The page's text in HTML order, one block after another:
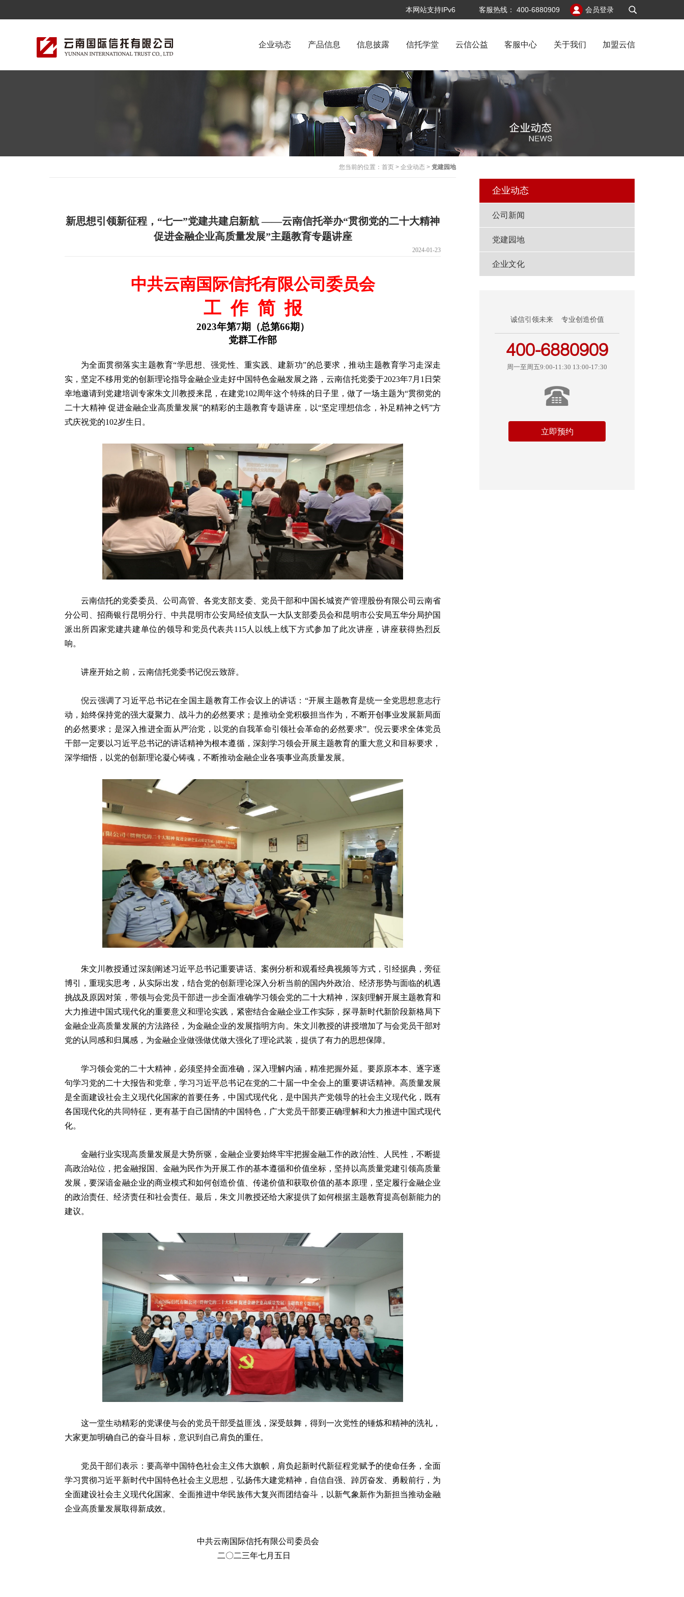
会员登录
客服热线： 400-6880909
本网站支持IPv6
企业动态 产品信息 信息披露 信托学堂 云信公益 客服中心 关于我们 加盟云信
您当前的位置：首页 >企业动态 > 党建园地
新思想引领新征程，“七一”党建共建启新航 ——云南信托举办“贯彻党的二十大精神
促进金融企业高质量发展”主题教育专题讲座
2024-01-23
中共云南国际信托有限公司委员会
工 作 简 报
2023年第7期（总第66期）
党群工作部
为全面贯彻落实主题教育“学思想、强党性、重实践、建新功”的总要求，推动主题教育学习走深走
实，坚定不移用党的创新理论指导金融企业走好中国特色金融发展之路，云南信托党委于2023年7月1日荣
幸地邀请到党建培训专家朱文川教授来昆，在建党102周年这个特殊的日子里，做了一场主题为“贯彻党的
二十大精神 促进金融企业高质量发展”的精彩的主题教育专题讲座，以“坚定理想信念，补足精神之钙”方
式庆祝党的102岁生日。
云南信托的党委委员、公司高管、各党支部支委、党员干部和中国长城资产管理股份有限公司云南省
分公司、招商银行昆明分行、中共昆明市公安局经侦支队一大队支部委员会和昆明市公安局五华分局护国
派出所四家党建共建单位的领导和党员代表共115人以线上线下方式参加了此次讲座，讲座获得热烈反
响。
讲座开始之前，云南信托党委书记倪云致辞。
倪云强调了习近平总书记在全国主题教育工作会议上的讲话：“开展主题教育是统一全党思想意志行
动，始终保持党的强大凝聚力、战斗力的必然要求；是推动全党积极担当作为，不断开创事业发展新局面
的必然要求；是深入推进全面从严治党，以党的自我革命引领社会革命的必然要求”。倪云要求全体党员
干部一定要以习近平总书记的讲话精神为根本遵循，深刻学习领会开展主题教育的重大意义和目标要求，
深学细悟，以党的创新理论凝心铸魂，不断推动金融企业各项事业高质量发展。
朱文川教授通过深刻阐述习近平总书记重要讲话、案例分析和观看经典视频等方式，引经据典，旁征
博引，重现实思考，从实际出发，结合党的创新理论深入分析当前的国内外政治、经济形势与面临的机遇
挑战及原因对策，带领与会党员干部进一步全面准确学习领会党的二十大精神，深刻理解开展主题教育和
大力推进中国式现代化的重要意义和理论实践，紧密结合金融企业工作实际，探寻新时代新阶段新格局下
金融企业高质量发展的方法路径，为金融企业的发展指明方向。朱文川教授的讲授增加了与会党员干部对
党的认同感和归属感，为金融企业做强做优做大强化了理论武装，提供了有力的思想保障。
学习领会党的二十大精神，必须坚持全面准确，深入理解内涵，精准把握外延。要原原本本、逐字逐
句学习党的二十大报告和党章，学习习近平总书记在党的二十届一中全会上的重要讲话精神。高质量发展
是全面建设社会主义现代化国家的首要任务，中国式现代化，是中国共产党领导的社会主义现代化，既有
各国现代化的共同特征，更有基于自己国情的中国特色，广大党员干部要正确理解和大力推进中国式现代
化。
金融行业实现高质量发展是大势所驱，金融企业要始终牢牢把握金融工作的政治性、人民性，不断提
高政治站位，把金融报国、金融为民作为开展工作的基本遵循和价值坐标，坚持以高质量党建引领高质量
发展，要深谙金融企业的商业模式和如何创造价值、传递价值和获取价值的基本原理，坚定履行金融企业
的政治责任、经济责任和社会责任。最后，朱文川教授还给大家提供了如何根据主题教育提高创新能力的
建议。
这一堂生动精彩的党课使与会的党员干部受益匪浅，深受鼓舞，得到一次党性的锤炼和精神的洗礼，
大家更加明确自己的奋斗目标，意识到自己肩负的重任。
党员干部们表示：要高举中国特色社会主义伟大旗帜，肩负起新时代新征程党赋予的使命任务，全面
学习贯彻习近平新时代中国特色社会主义思想，弘扬伟大建党精神，自信自强、踔厉奋发、勇毅前行，为
全面建设社会主义现代化国家、全面推进中华民族伟大复兴而团结奋斗，以新气象新作为新担当推动金融
企业高质量发展取得新成效。
中共云南国际信托有限公司委员会
二〇二三年七月五日
企业动态
公司新闻
党建园地
企业文化
诚信引领未来 专业创造价值
400-6880909
周一至周五9:00-11:30 13:00-17:30
立即预约